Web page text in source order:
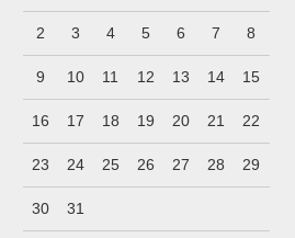
2 3 4 5 6 7 8
9 10 11 12 13 14 15
16 17 18 19 20 21 22
23 24 25 26 27 28 29
30 31